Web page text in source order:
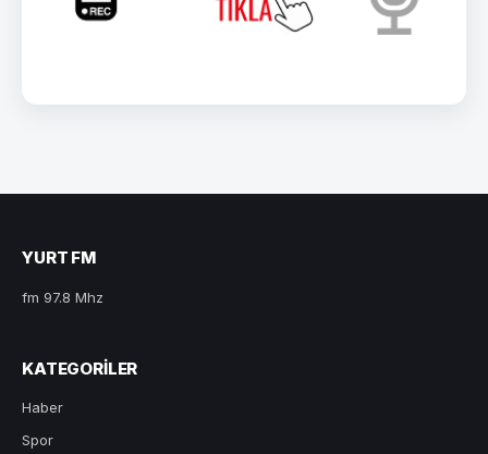
YURT FM
fm 97.8 Mhz
KATEGORILER
Haber
Spor